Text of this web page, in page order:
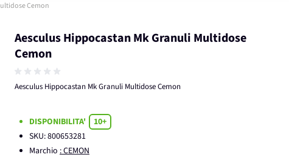
Cemon
Aesculus Hippocastan Mk Granuli Multidose
Cemon
Aesculus Hippocastan Mk Granuli Multidose Cemon
DISPONIBILITA'
10+
SKU:800653281
Marchio : CEMON